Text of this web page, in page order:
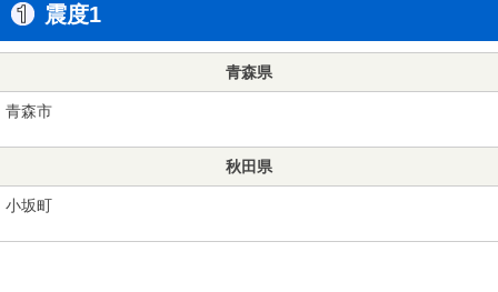
震度1
青森県
青森市
秋田県
小坂町